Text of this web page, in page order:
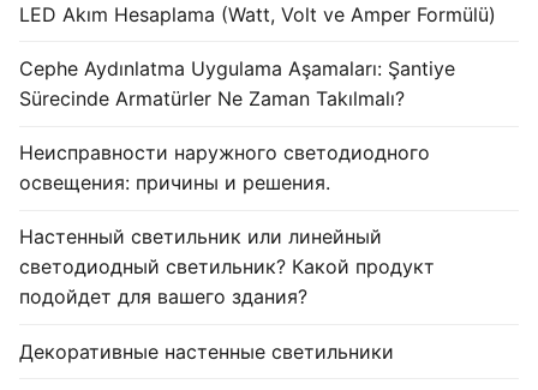
LED Akım Hesaplama (Watt, Volt ve Amper Formülü)
Cephe Aydınlatma Uygulama Aşamaları: Şantiye
Sürecinde Armatürler Ne Zaman Takılmalı?
Неисправности наружного светодиодного
освещения: причины и решения.
Настенный светильник или линейный
светодиодный светильник? Какой продукт
подойдет для вашего здания?
Декоративные настенные светильники